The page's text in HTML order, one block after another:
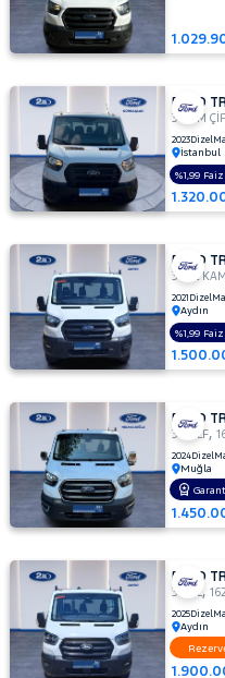
300
S
TD
330
M
330
S
330 S
KAMYONET
KAMYONET
350
E
350
ED
350
350
L
350 L
DURATORQ
ÇİFT KABİN
350
M
350
M
FORD
350 M
2023Dizel
İstanbul
%1,99 Faiz
FORD
350L
2021 Dizel
Aydın
%1,99 Faiz
FORD
350 LF,
2024Dizel
Muğla
FORD
350 L,
2025Dizel
Aydın